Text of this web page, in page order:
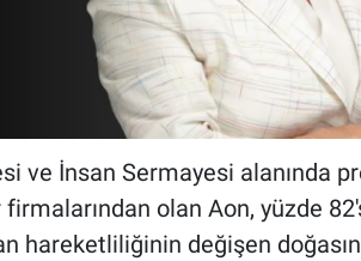
ve İnsan Sermayesi alanında
firmalarından olan Aon, yüzde
hareketliliğinin değişen